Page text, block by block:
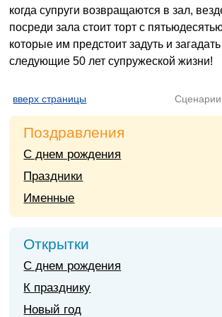
когда супруги возвращаются в зал,
посреди зала стоит торт с
которые им предстоит задуть и
следующие 50 лет супружеской жизни!
вверх страницы
Поздравления
С днем рождения
Праздники
Именные
Открытки
С днем рождения
К празднику
Новый год